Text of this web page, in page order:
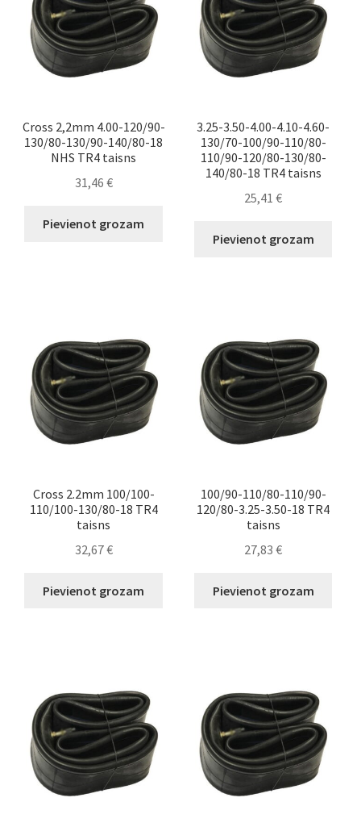
Cross 2,2mm 4.00-120/90-
130/80-130/90-140/80-18
NHS TR4 taisns
31,46 €
Pievienot grozam
3.25-3.50-4.00-4.10-4.60-
130/70-100/90-110/80-
110/90-120/80-130/80-
140/80-18 TR4 taisns
25,41€
Pievienot grozam
Cross 2.2mm 100/100-
110/100-130/80-18 TR4
taisns
32,67€
Pievienot grozam
100/90-110/80-110/90-
120/80-3.25-3.50-18 TR4
taisns
27,83€
Pievienot grozam